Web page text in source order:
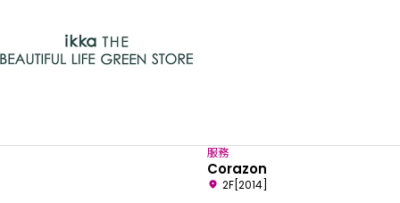
服務
Corazon
2F[2014]